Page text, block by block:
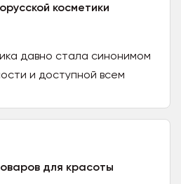
косметики
давно стала синонимом
и доступной всем
для красоты